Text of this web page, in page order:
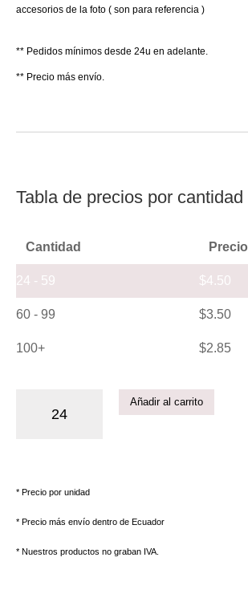
accesorios de la foto ( son para referencia )
** Pedidos mínimos desde 24u en adelante.
** Precio más envío.
Tabla de precios por cantidad
Cantidad Precio
24 - 59 $4.50
60 - 99 $3.50
100+ $2.85
Añadir al carrito
* Precio por unidad
* Precio más envío dentro de Ecuador
* Nuestros productos no graban IVA.